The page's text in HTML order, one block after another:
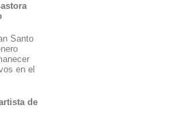
Santo
en el
de